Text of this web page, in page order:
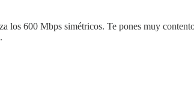
los 600 Mbps simétricos. Te pones muy
.